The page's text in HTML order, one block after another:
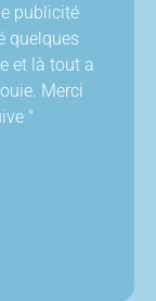
publicité
quelques
et là tout a
Merci
"